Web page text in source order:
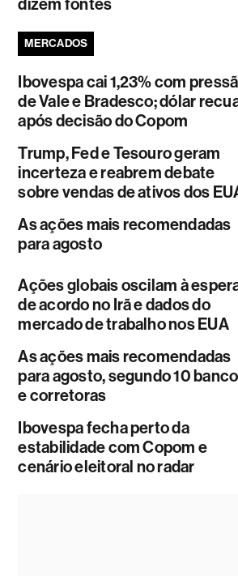
dizem fontes
MERCADOS
Ibovespa cai 1,23% com
de Vale e Bradesco; dólar
após decisão do Copom
Trump, Fed e Tesouro geram
incerteza e reabrem debate
sobre vendas de ativos dos
As ações mais recomendadas
para agosto
Ações globais oscilam à
de acordo no Irã e dados do
mercado de trabalho nos EUA
As ações mais recomendadas
para agosto, segundo 10
e corretoras
Ibovespa fecha perto da
estabilidade com Copom e
cenário eleitoral no radar